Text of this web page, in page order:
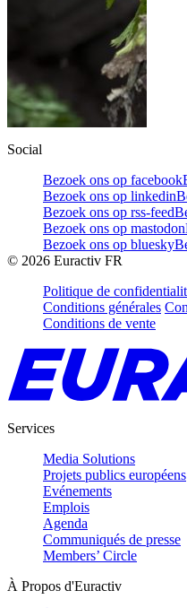
Social
Bezoek ons op facebook
Bezoek ons op linkedin
Bezoek ons op rss-feed
Bezoek ons op mastodon
Bezoek ons op bluesky
© 2026 Euractiv FR
Politique de
Conditions générales
Conditions de vente
Services
Media Solutions
Projets publics européens
Evénements
Emplois
Agenda
Communiqués de presse
Members’ Circle
À Propos d'Euractiv